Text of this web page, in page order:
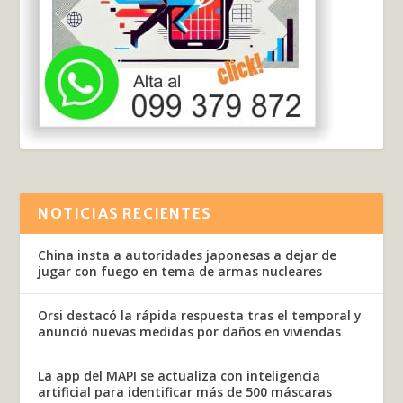
NOTICIAS RECIENTES
China insta a autoridades japonesas a dejar de
jugar con fuego en tema de armas nucleares
Orsi destacó la rápida respuesta tras el temporal y
anunció nuevas medidas por daños en viviendas
La app del MAPI se actualiza con inteligencia
artificial para identificar más de 500 máscaras